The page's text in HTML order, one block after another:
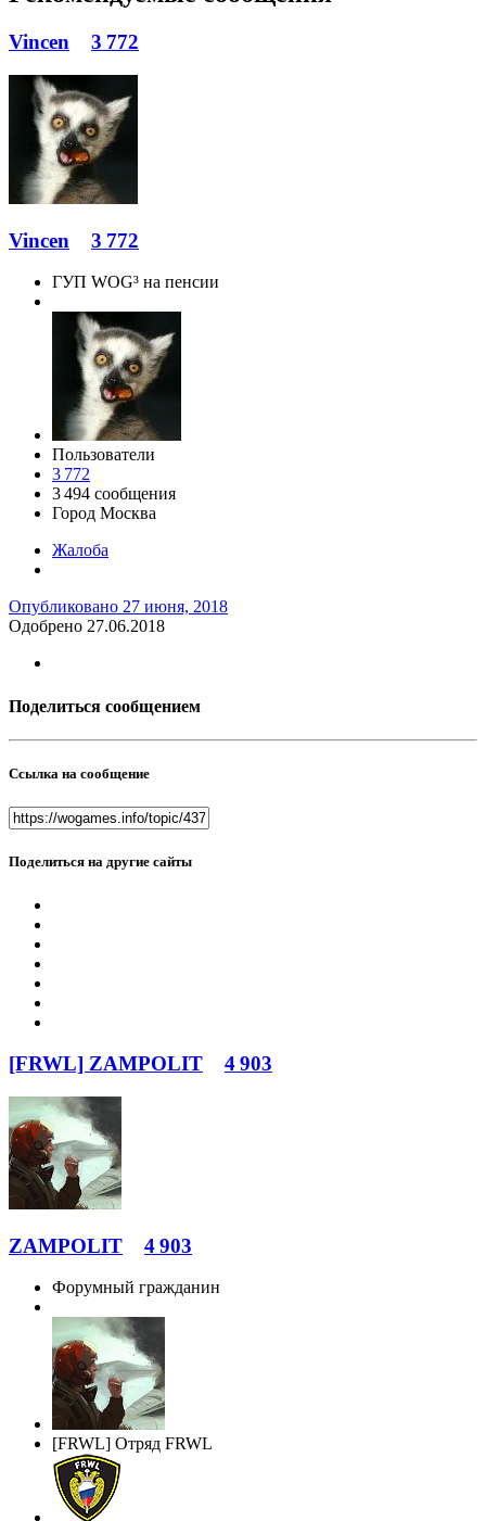
Vincen 3 772
Vincen 3 772
ГУП WOG³ на пенсии
Пользователи
3 772
3 494 сообщения
Город Москва
Жалоба
Опубликовано 27 июня, 2018
Одобрено 27.06.2018
Поделиться сообщением
Ссылка на сообщение
Поделиться на другие сайты
[FRWL] ZAMPOLIT 4 903
ZAMPOLIT 4 903
Форумный гражданин
[FRWL] Отряд FRWL